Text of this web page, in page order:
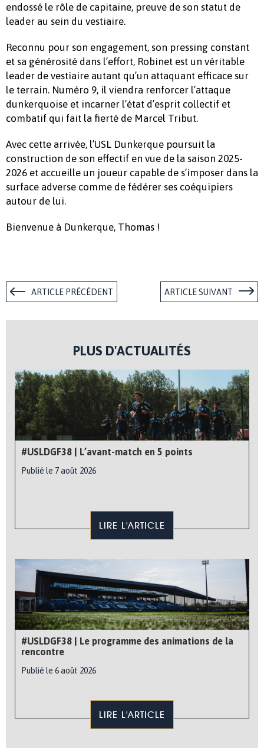
endossé le rôle de capitaine, preuve de son statut de
leader au sein du vestiaire.
Reconnu pour son engagement, son pressing constant
et sa générosité dans l’effort, Robinet est un véritable
leader de vestiaire autant qu’un attaquant efficace sur
le terrain. Numéro 9, il viendra renforcer l’attaque
dunkerquoise et incarner l’état d’esprit collectif et
combatif qui fait la fierté de Marcel Tribut.
Avec cette arrivée, l’USL Dunkerque poursuit la
construction de son effectif en vue de la saison 2025-
2026 et accueille un joueur capable de s’imposer dans la
surface adverse comme de fédérer ses coéquipiers
autour de lui.
Bienvenue à Dunkerque, Thomas !
ARTICLE PRÉCÉDENT ARTICLE SUIVANT
PLUS D'ACTUALITÉS
#USLDGF38 | L’avant-match en 5 points
Publié le 7 août 2026
LIRE L'ARTICLE
#USLDGF38 | Le programme des animations de la
rencontre
Publié le 6 août 2026
LIRE L'ARTICLE